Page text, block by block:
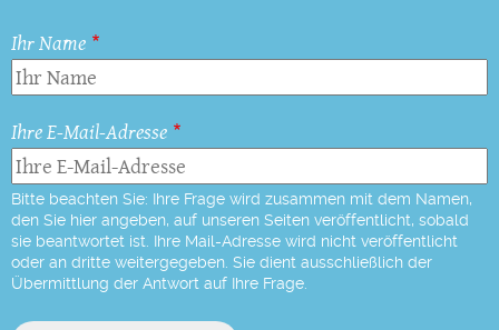
Ihr Name
Ihre E-Mail-Adresse
Bitte beachten Sie: Ihre Frage wird zusammen mit dem Namen,
den Sie hier angeben, auf unseren Seiten veröffentlicht, sobald
sie beantwortet ist. Ihre Mail-Adresse wird nicht veröffentlicht
oder an dritte weitergegeben. Sie dient ausschließlich der
Übermittlung der Antwort auf Ihre Frage.